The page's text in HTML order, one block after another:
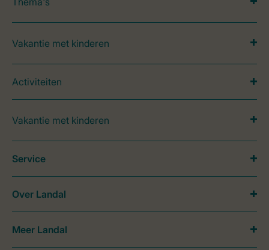
Vakantie met kinderen
Activiteiten
Vakantie met kinderen
Service
Over Landal
Meer Landal